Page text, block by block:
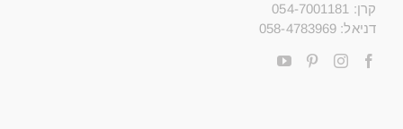
קרן: 054-7001181
דניאל: 058-4783969